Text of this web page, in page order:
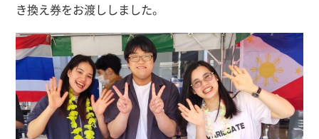
き換え券をお渡ししました。